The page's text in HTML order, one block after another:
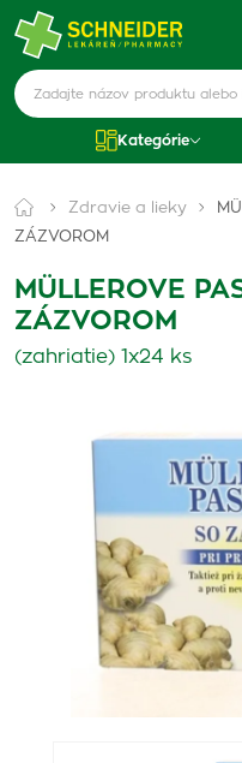
Kategórie
Zdravie a lieky
ZÁZVOROM
MÜLLEROVE
ZÁZVOROM
(zahriatie) 1x24 ks